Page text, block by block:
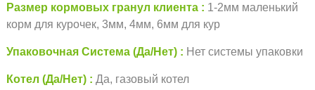
Размер кормовых гранул клиента
1-2мм маленький
корм для курочек, 3мм, 4мм, 6мм для кур
Упаковочная Система (Да/Нет) Нет системы упаковки
Котел (Да/Нет) Да, газовый котел